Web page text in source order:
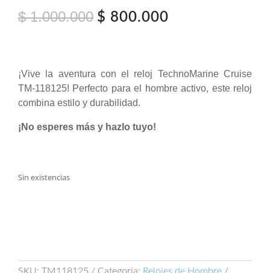
$1.000.000 El
$ 1.000.000.
$ 800.000
$ 800.000.
¡Vive la aventura con el reloj TechnoMarine Cruise
TM-118125! Perfecto para el hombre activo, este reloj
combina estilo y durabilidad.
¡No esperes más y hazlo tuyo!
Sin existencias